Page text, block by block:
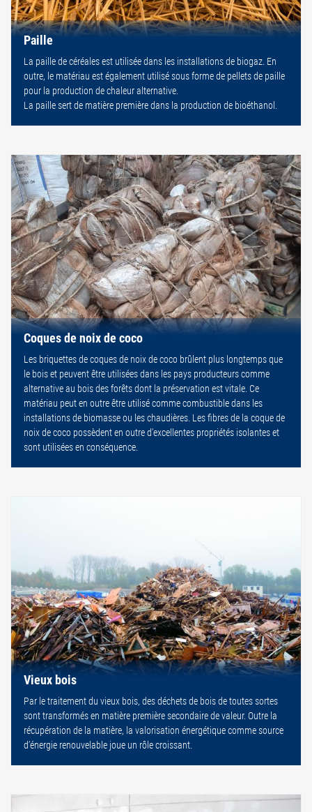
Paille
La paille de céréales est utilisée dans les installations de biogaz. En
outre, le matériau est également utilisé sous forme de pellets de paille
pour la production de chaleur alternative.
La paille sert de matière première dans la production de bioéthanol.
Coques de noix de coco
Les briquettes de coques de noix de coco brûlent plus longtemps que
le bois et peuvent être utilisées dans les pays producteurs comme
alternative au bois des forêts dont la préservation est vitale. Ce
matériau peut en outre être utilisé comme combustible dans les
installations de biomasse ou les chaudières. Les fibres de la coque de
noix de coco possèdent en outre d’excellentes propriétés isolantes et
sont utilisées en conséquence.
Vieux bois
Par le traitement du vieux bois, des déchets de bois de toutes sortes
sont transformés en matière première secondaire de valeur. Outre la
récupération de la matière, la valorisation énergétique comme source
d’énergie renouvelable joue un rôle croissant.